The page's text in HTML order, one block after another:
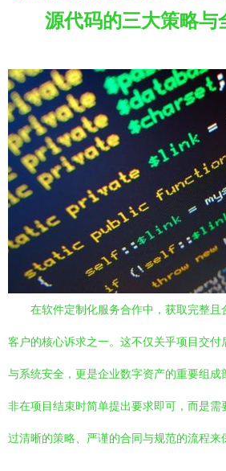
源代码的三大策略与
在软件定制化服务合作中，获取完整且
客户的核心诉求之一。这不仅关乎项目交
与系统安全，更是企业数字资产的重要组
非在项目结束时简单提出要求即可，而是需
过清晰的策略、严谨的合同与规范的流程来